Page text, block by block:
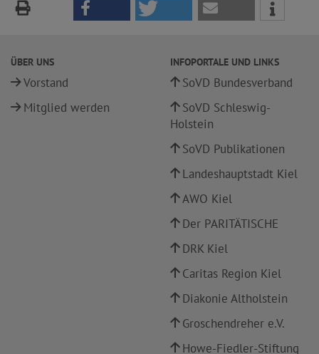
ÜBER UNS
Vorstand
Mitglied werden
INFOPORTALE UND LINKS
SoVD Bundesverband
SoVD Schleswig-
Holstein
SoVD Publikationen
Landeshauptstadt Kiel
AWO Kiel
Der PARITÄTISCHE
DRK Kiel
Caritas Region Kiel
Diakonie Altholstein
Groschendreher e.V.
Howe-Fiedler-Stiftung